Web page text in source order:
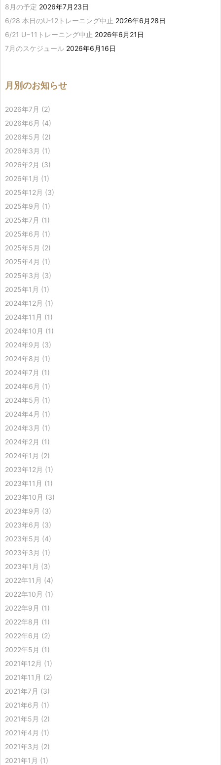
8月の予定 2026年7月23日
6/28 本日のU-12トレーニング中止 2026年6月28日
6/21 U−11トレーニング中止 2026年6月21日
7月のスケジュール 2026年6月16日
月別のお知らせ
2026年7月 (2)
2026年6月 (4)
2026年5月 (2)
2026年3月 (1)
2026年2月 (3)
2026年1月 (1)
2025年12月 (3)
2025年9月 (1)
2025年7月 (1)
2025年6月 (1)
2025年5月 (2)
2025年4月 (1)
2025年3月 (3)
2025年1月 (1)
2024年12月 (1)
2024年11月 (1)
2024年10月 (1)
2024年9月 (3)
2024年8月 (1)
2024年7月 (1)
2024年6月 (1)
2024年5月 (1)
2024年4月 (1)
2024年3月 (1)
2024年2月 (1)
2024年1月 (2)
2023年12月 (1)
2023年11月 (1)
2023年10月 (3)
2023年9月 (3)
2023年6月 (3)
2023年5月 (4)
2023年3月 (1)
2023年1月 (3)
2022年11月 (4)
2022年10月 (1)
2022年9月 (1)
2022年8月 (1)
2022年6月 (2)
2022年5月 (1)
2021年12月 (1)
2021年11月 (2)
2021年7月 (3)
2021年6月 (1)
2021年5月 (2)
2021年4月 (1)
2021年3月 (2)
2021年1月 (1)